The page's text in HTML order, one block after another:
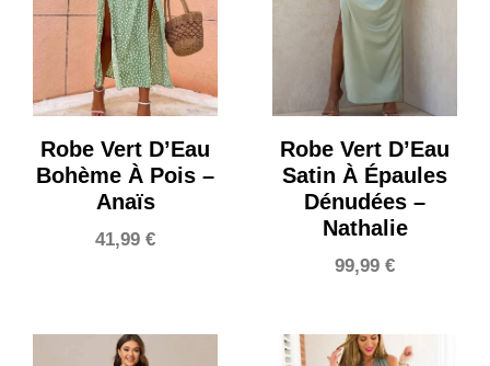
Robe Vert D’Eau
Bohème À Pois –
Anaïs
41,99 €
Robe Vert D’Eau
Satin À Épaules
Dénudées –
Nathalie
99,99 €